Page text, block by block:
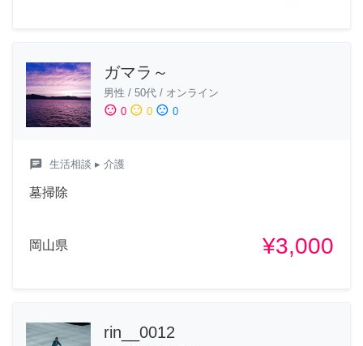
ガマラ～
男性 / 50代 / オンライン
sentiment_satisfied 0 sentiment_neutral 0 sentiment_dissatisfied 0
chat 生活相談 ▸ 介護
墓掃除
岡山県 ¥3,000
rin__0012